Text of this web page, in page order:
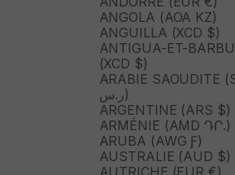
ANGOLA (AOA KZ)
ANGUILLA (XCD $)
ANTIGUA-ET-
(XCD $)
ARABIE SAOUDITE
ر.س)
ARGENTINE (ARS $)
ARMÉNIE (AMD ԴՐ.)
ARUBA (AWG Ƒ)
AUSTRALIE (AUD $)